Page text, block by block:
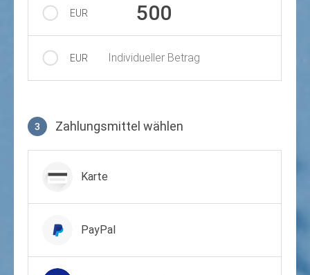
EUR 500
EUR Individueller Betrag
3 Zahlungsmittel wählen
Karte
PayPal